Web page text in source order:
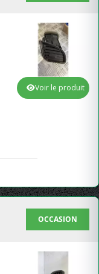
Voir le produit
OCCASION